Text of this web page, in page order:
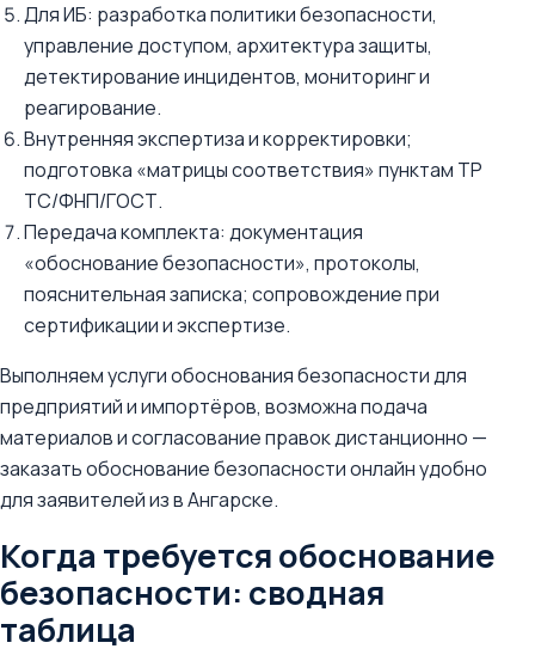
Для ИБ: разработка политики безопасности,
управление доступом, архитектура защиты,
детектирование инцидентов, мониторинг и
реагирование.
Внутренняя экспертиза и корректировки;
подготовка «матрицы соответствия» пунктам ТР
ТС/ФНП/ГОСТ.
Передача комплекта: документация
«обоснование безопасности», протоколы,
пояснительная записка; сопровождение при
сертификации и экспертизе.
Выполняем услуги обоснования безопасности для
предприятий и импортёров, возможна подача
материалов и согласование правок дистанционно —
заказать обоснование безопасности онлайн удобно
для заявителей из в Ангарске.
Когда требуется обоснование
безопасности: сводная
таблица